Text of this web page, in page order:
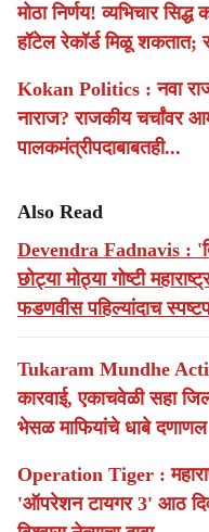
मोठा निर्णय! व्यभिचार
हॉटेल रेकॉर्ड मिळू शकतात;
Kokan Politics : नवा
नाराज? राजकीय चर्चांवर
पालकमंत्रीपदाबाबतही...
Also Read
Devendra Fadnavis :
छोट्या मोठ्या गोष्टी
फडणवीस पहिल्यांदाच
Tukaram Mundhe
कारवाई, एकाचवेळी सहा
भेसळ माफियांचे धाबे दणाणल
Operation Tiger :
'ऑपरेशन टायगर 3' आठ